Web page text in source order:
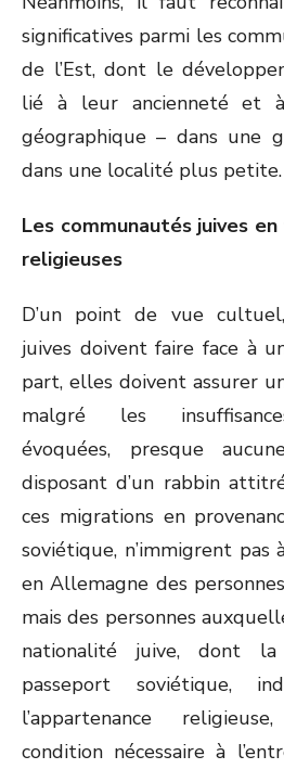
significatives parmi les
de l’Est, dont le
lié à leur ancienneté et
géographique – dans une
dans une localité plus petite.
Les communautés juives
religieuses
D’un point de vue
juives doivent faire face à
part, elles doivent assurer
malgré les
évoquées, presque
disposant d’un rabbin
ces migrations en
soviétique, n’immigrent
en Allemagne des
mais des personnes
nationalité juive, dont
passeport soviétique,
l’appartenance
condition nécessaire à